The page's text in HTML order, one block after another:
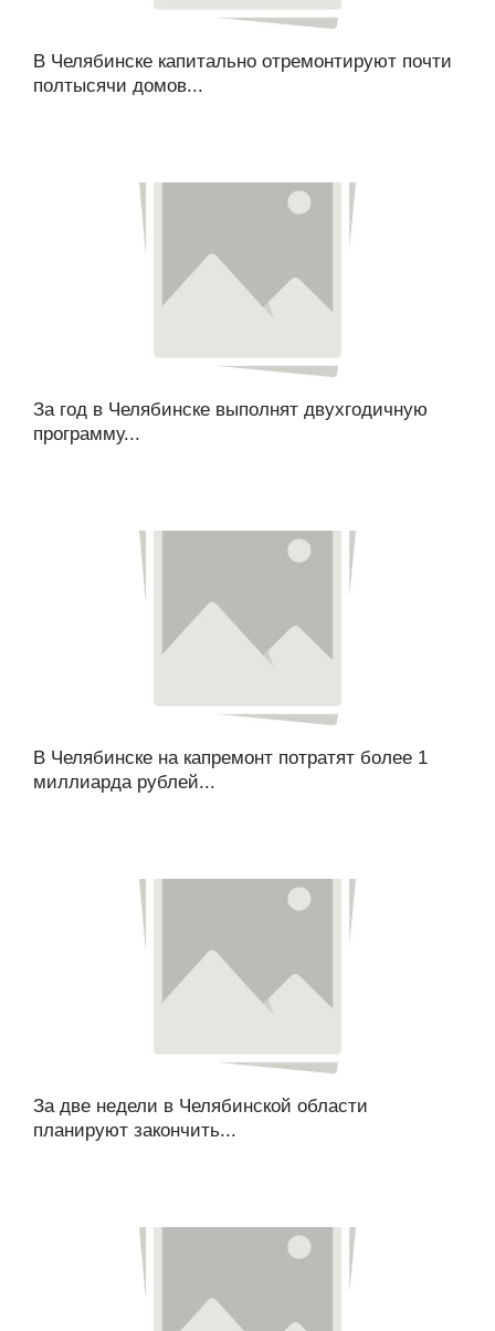
В Челябинске капитально отремонтируют почти
полтысячи домов...
За год в Челябинске выполнят двухгодичную
программу...
В Челябинске на капремонт потратят более 1
миллиарда рублей...
За две недели в Челябинской области
планируют закончить...